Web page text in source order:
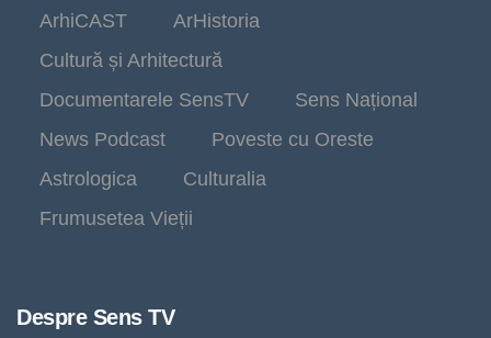
ArhiCAST
ArHistoria
Cultură și Arhitectură
Documentarele SensTV
Sens Național
News Podcast
Poveste cu Oreste
Astrologica
Culturalia
Frumusetea Vieții
Despre Sens TV